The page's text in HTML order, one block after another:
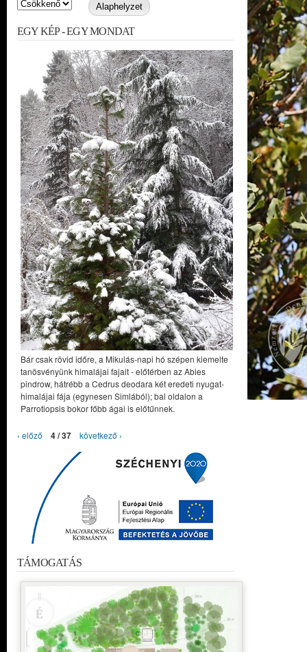
EGY KÉP - EGY MONDAT
Bár csak rövid időre, a Mikulás-napi hó szépen kiemelte
tanösvényünk himalájai fajait - előtérben az Abies
pindrow, hátrébb a Cedrus deodara két eredeti nyugat-
himalájai fája (egynesen Simlából); bal oldalon a
Parrotiopsis bokor főbb ágai is előtűnnek.
‹ előző 4 / 37 következő ›
TÁMOGATÁS